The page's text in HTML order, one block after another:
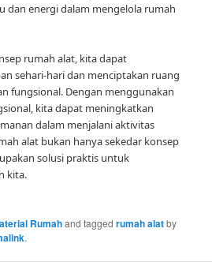
dan energi dalam mengelola rumah
rumah alat, kita dapat
sehari-hari dan menciptakan ruang
fungsional. Dengan menggunakan
kita dapat meningkatkan
dalam menjalani aktivitas
alat bukan hanya sekedar konsep
solusi praktis untuk
kita.
Rumahand taggedrumah alatby
.